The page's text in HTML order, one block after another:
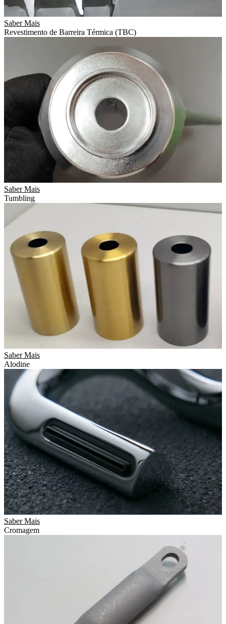
Saber Mais
Revestimento de Barreira Térmica (TBC)
Saber Mais
Tumbling
Saber Mais
Alodine
Saber Mais
Cromagem